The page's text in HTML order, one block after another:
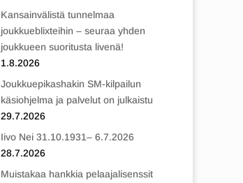
Kansainvälistä tunnelmaa
joukkueblixteihin – seuraa yhden
joukkueen suoritusta livenä!
1.8.2026
Joukkuepikashakin SM-kilpailun
käsiohjelma ja palvelut on julkaistu
29.7.2026
Iivo Nei 31.10.1931– 6.7.2026
28.7.2026
Muistakaa hankkia pelaajalisenssit